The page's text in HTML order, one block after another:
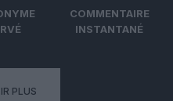
COMMENTAIRE
INSTANTANÉ
PLUS